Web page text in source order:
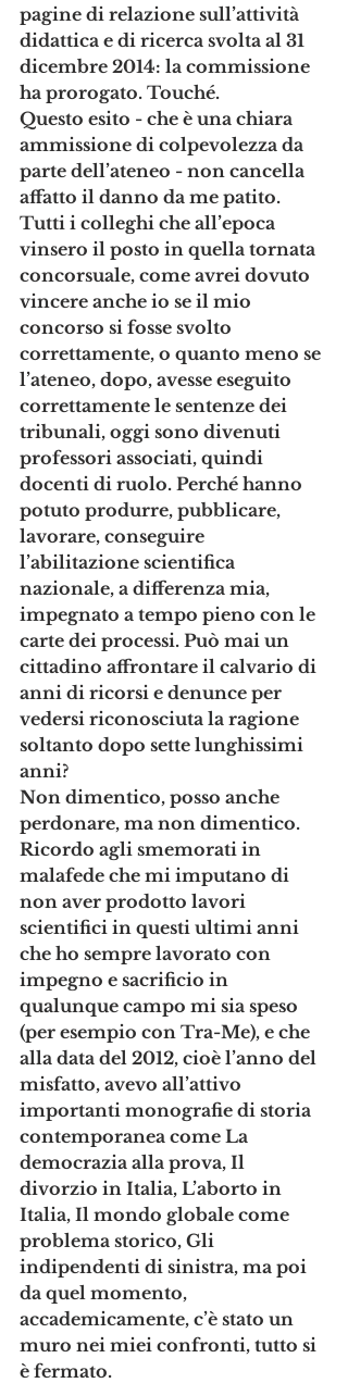
pagine di relazione sull’attività
didattica e di ricerca svolta al 31
dicembre 2014: la commissione
ha prorogato. Touché.
Questo esito - che è una chiara
ammissione di colpevolezza da
parte dell’ateneo - non cancella
affatto il danno da me patito.
Tutti i colleghi che all’epoca
vinsero il posto in quella tornata
concorsuale, come avrei dovuto
vincere anche io se il mio
concorso si fosse svolto
correttamente, o quanto meno se
l’ateneo, dopo, avesse eseguito
correttamente le sentenze dei
tribunali, oggi sono divenuti
professori associati, quindi
docenti di ruolo. Perché hanno
potuto produrre, pubblicare,
lavorare, conseguire
l’abilitazione scientifica
nazionale, a differenza mia,
impegnato a tempo pieno con le
carte dei processi. Può mai un
cittadino affrontare il calvario di
anni di ricorsi e denunce per
vedersi riconosciuta la ragione
soltanto dopo sette lunghissimi
anni?
Non dimentico, posso anche
perdonare, ma non dimentico.
Ricordo agli smemorati in
malafede che mi imputano di
non aver prodotto lavori
scientifici in questi ultimi anni
che ho sempre lavorato con
impegno e sacrificio in
qualunque campo mi sia speso
(per esempio con Tra-Me), e che
alla data del 2012, cioè l’anno del
misfatto, avevo all’attivo
importanti monografie di storia
contemporanea come La
democrazia alla prova, Il
divorzio in Italia, L’aborto in
Italia, Il mondo globale come
problema storico, Gli
indipendenti di sinistra, ma poi
da quel momento,
accademicamente, c’è stato un
muro nei miei confronti, tutto si
è fermato.